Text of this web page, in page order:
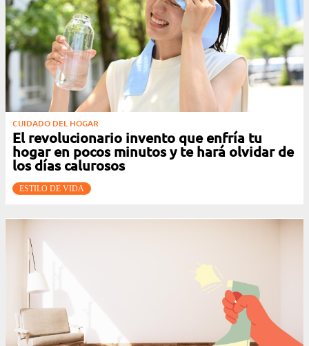
CUIDADO DEL HOGAR
El revolucionario invento que enfría tu
hogar en pocos minutos y te hará olvidar de
los días calurosos
ESTILO DE VIDA